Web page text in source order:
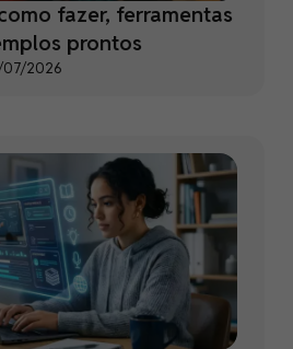
fazer, ferramentas
prontos
07/2026